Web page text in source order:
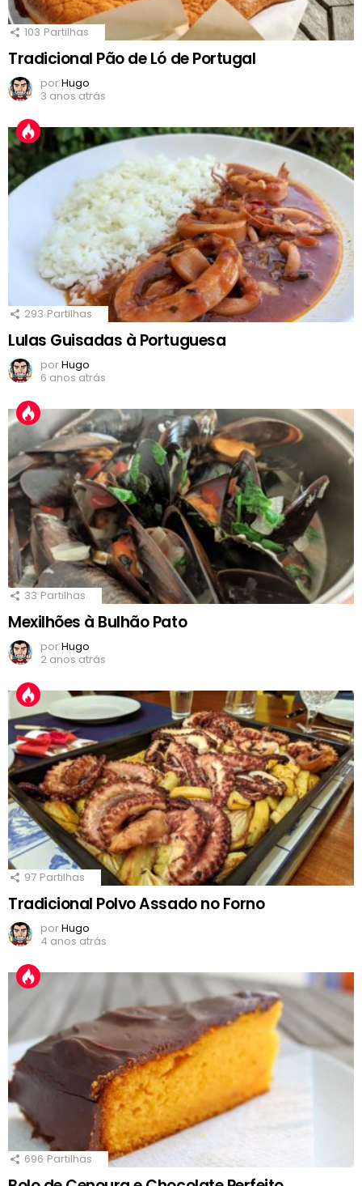
103 Partilhas
Tradicional Pão de Ló de Portugal
porHugo
3 anos atrás
293 Partilhas
Lulas Guisadas à Portuguesa
porHugo
6 anos atrás
33 Partilhas
Mexilhões à Bulhão Pato
porHugo
2 anos atrás
97 Partilhas
Tradicional Polvo Assado no Forno
porHugo
4 anos atrás
696 Partilhas